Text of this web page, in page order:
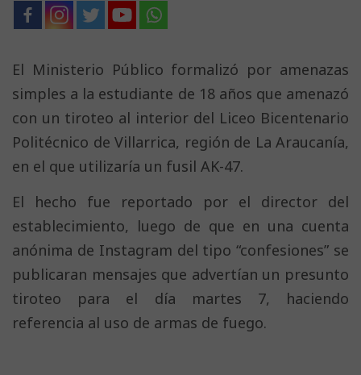
El Ministerio Público formalizó por amenazas
simples a la estudiante de 18 años que amenazó
con un tiroteo al interior del Liceo Bicentenario
Politécnico de Villarrica, región de La Araucanía,
en el que utilizaría un fusil AK-47.
El hecho fue reportado por el director del
establecimiento, luego de que en una cuenta
anónima de Instagram del tipo “confesiones” se
publicaran mensajes que advertían un presunto
tiroteo para el día martes 7, haciendo
referencia al uso de armas de fuego.